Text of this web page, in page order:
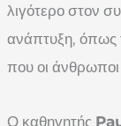
λιγότερο στον
ανάπτυξη, όπως
που οι άνθρωποι
Ο καθηγητής